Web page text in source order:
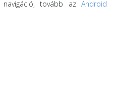
navigáció, tovább az Android